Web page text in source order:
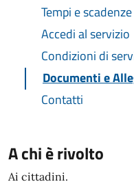
Tempi e scadenze
Accedi al servizio
Condizioni di
Documenti e
Contatti
A chi è rivolto
Ai cittadini.